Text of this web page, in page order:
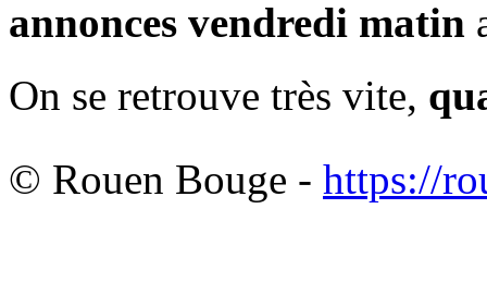
annonces vendredi matin
On se retrouve très vite,
© Rouen Bouge - https://